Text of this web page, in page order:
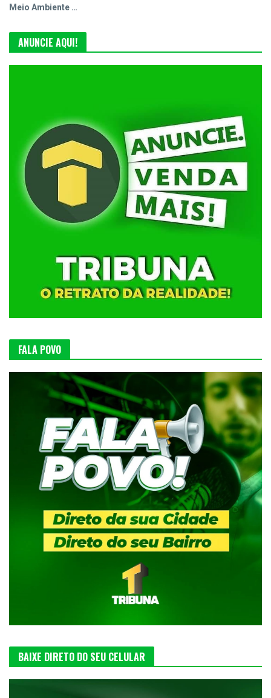
Meio Ambiente …
ANUNCIE AQUI!
FALA POVO
BAIXE DIRETO DO SEU CELULAR